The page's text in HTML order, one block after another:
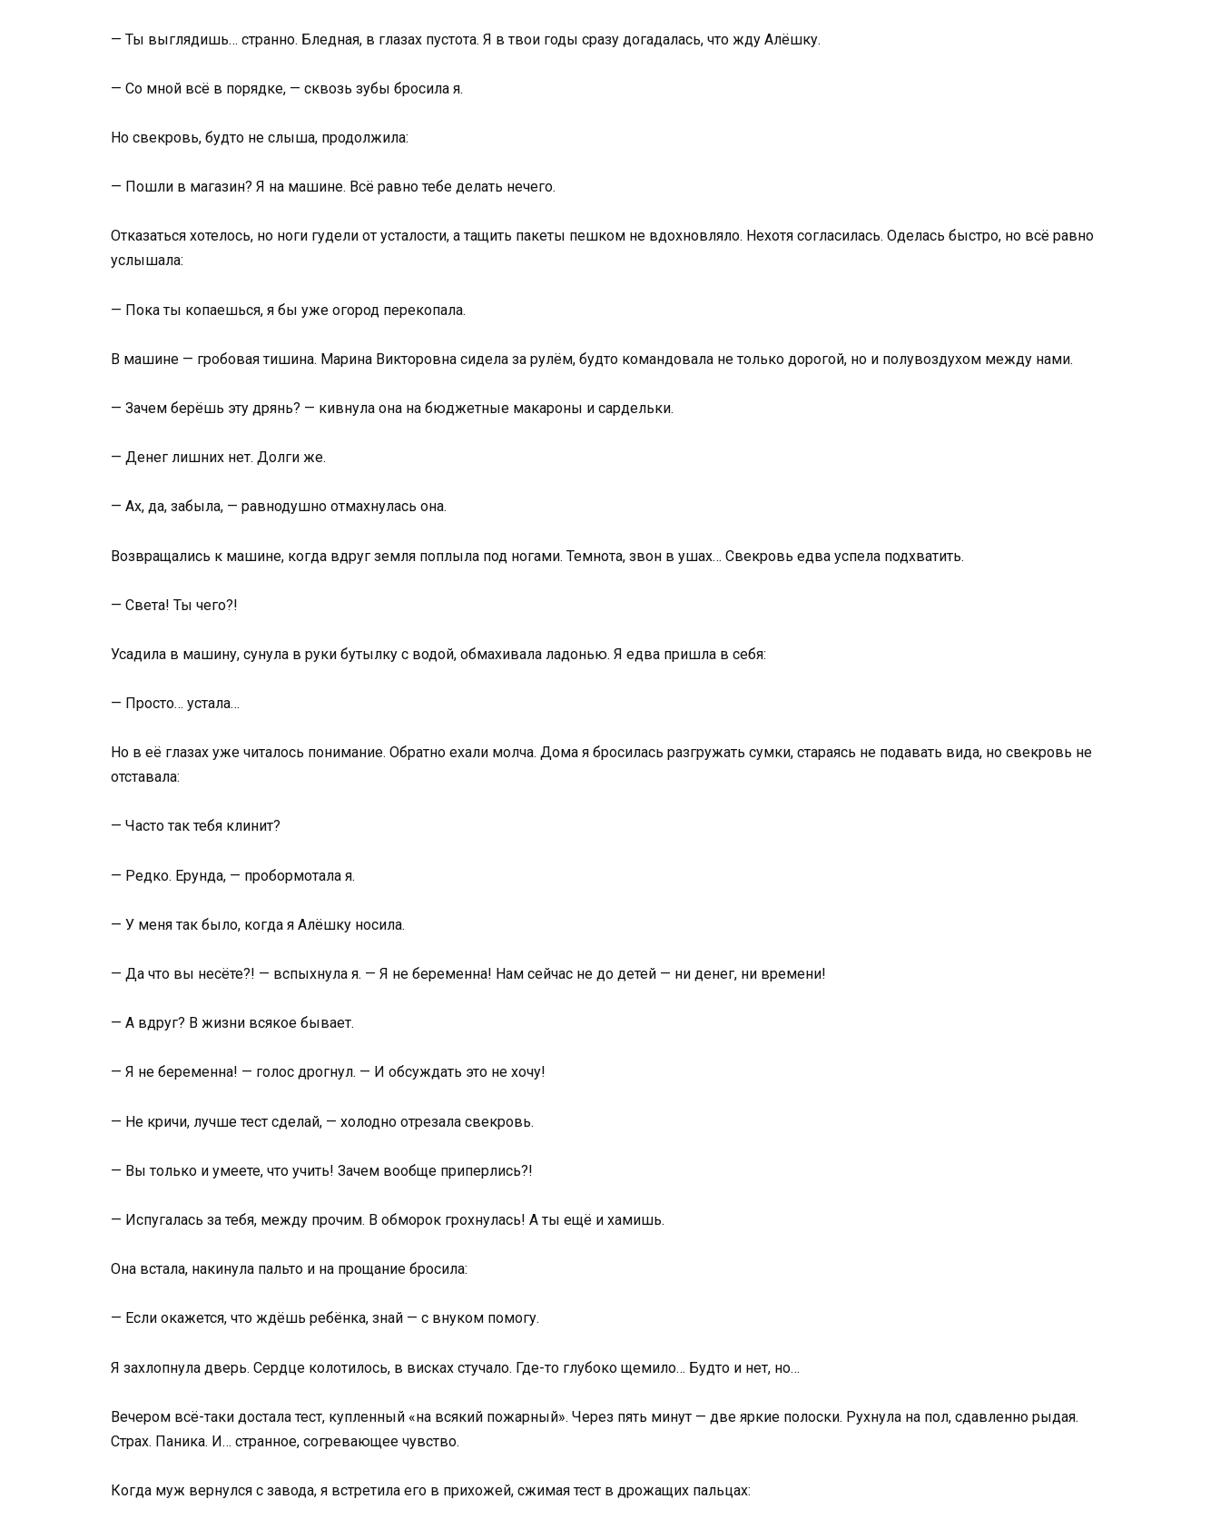
— Ты выглядишь… странно. Бледная, в глазах пустота. Я в твои годы сразу догадалась, что жду Алёшку.
— Со мной всё в порядке, — сквозь зубы бросила я.
Но свекровь, будто не слыша, продолжила:
— Пошли в магазин? Я на машине. Всё равно тебе делать нечего.
Отказаться хотелось, но ноги гудели от усталости, а тащить пакеты пешком не вдохновляло. Нехотя согласилась. Оделась быстро, но всё равно
услышала:
— Пока ты копаешься, я бы уже огород перекопала.
В машине — гробовая тишина. Марина Викторовна сидела за рулём, будто командовала не только дорогой, но и полувоздухом между нами.
— Зачем берёшь эту дрянь? — кивнула она на бюджетные макароны и сардельки.
— Денег лишних нет. Долги же.
— Ах, да, забыла, — равнодушно отмахнулась она.
Возвращались к машине, когда вдруг земля поплыла под ногами. Темнота, звон в ушах… Свекровь едва успела подхватить.
— Света! Ты чего?!
Усадила в машину, сунула в руки бутылку с водой, обмахивала ладонью. Я едва пришла в себя:
— Просто… устала…
Но в её глазах уже читалось понимание. Обратно ехали молча. Дома я бросилась разгружать сумки, стараясь не подавать вида, но свекровь не
отставала:
— Часто так тебя клинит?
— Редко. Ерунда, — пробормотала я.
— У меня так было, когда я Алёшку носила.
— Да что вы несёте?! — вспыхнула я. — Я не беременна! Нам сейчас не до детей — ни денег, ни времени!
— А вдруг? В жизни всякое бывает.
— Я не беременна! — голос дрогнул. — И обсуждать это не хочу!
— Не кричи, лучше тест сделай, — холодно отрезала свекровь.
— Вы только и умеете, что учить! Зачем вообще приперлись?!
— Испугалась за тебя, между прочим. В обморок грохнулась! А ты ещё и хамишь.
Она встала, накинула пальто и на прощание бросила:
— Если окажется, что ждёшь ребёнка, знай — с внуком помогу.
Я захлопнула дверь. Сердце колотилось, в висках стучало. Где-то глубоко щемило… Будто и нет, но…
Вечером всё-таки достала тест, купленный «на всякий пожарный». Через пять минут — две яркие полоски. Рухнула на пол, сдавленно рыдая.
Страх. Паника. И… странное, согревающее чувство.
Когда муж вернулся с завода, я встретила его в прихожей, сжимая тест в дрожащих пальцах: